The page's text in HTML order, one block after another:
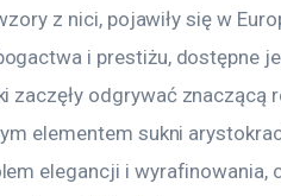
z nici, pojawiły się w
i prestiżu, dostępne
odgrywać znaczącą
elementem sukni
elegancji i wyrafinowania,